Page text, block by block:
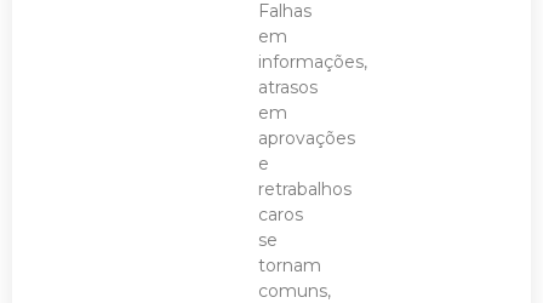
Falhas
em
informações,
atrasos
em
aprovações
e
retrabalhos
caros
se
tornam
comuns,